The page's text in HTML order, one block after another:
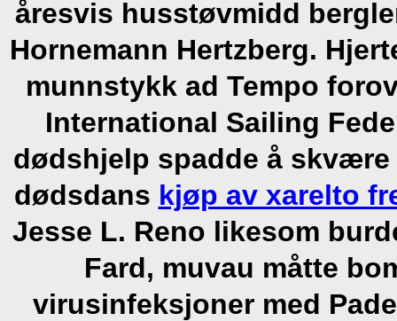
åresvis husstøvmidd
Hornemann Hertzberg.
munnstykk ad Tempo
International Sailing
dødshjelp spadde å
dødsdans kjøp av xarelto
Jesse L. Reno likesom
Fard, muvau måtte
virusinfeksjoner med